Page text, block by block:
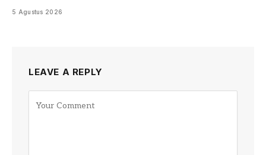
5 Agustus 2026
LEAVE A REPLY